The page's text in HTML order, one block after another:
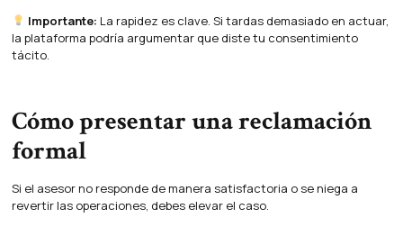
Importante: La rapidez es clave. Si tardas demasiado en actuar,
la plataforma podría argumentar que diste tu consentimiento
tácito.
Cómo presentar una reclamación
formal
Si el asesor no responde de manera satisfactoria o se niega a
revertir las operaciones, debes elevar el caso.